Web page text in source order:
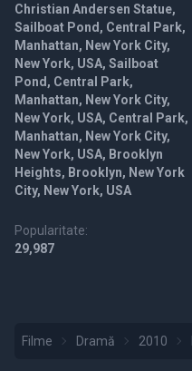
Christian Andersen Statue,
Sailboat Pond, Central Park,
Manhattan, New York City,
New York, USA, Sailboat
Pond, Central Park,
Manhattan, New York City,
New York, USA, Central Park,
Manhattan, New York City,
New York, USA, Brooklyn
Heights, Brooklyn, New York
City, New York, USA
Popularitate:
29,987
Filme Dramă 2010